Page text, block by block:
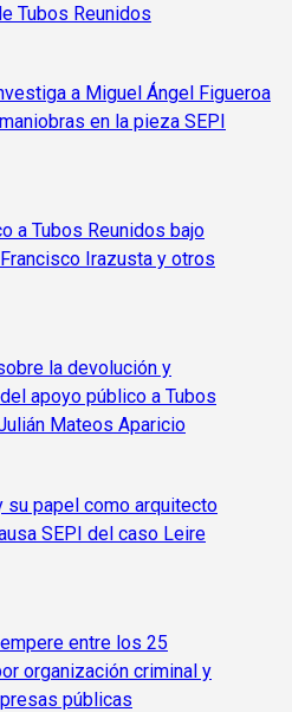
Tubos Reunidos
a Miguel Ángel Figueroa
en la pieza SEPI
a Tubos Reunidos bajo
Irazusta y otros
la devolución y
apoyo público a Tubos
Mateos Aparicio
su papel como arquitecto
SEPI del caso Leire
entre los 25
organización criminal y
públicas